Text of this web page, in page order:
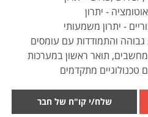
- יתרון
- יתרון משמעותי
גבוהה והתמודדות עם עומסים
תואר ראשון במערכות
מתקדמים
שלח/י קו"ח של חבר